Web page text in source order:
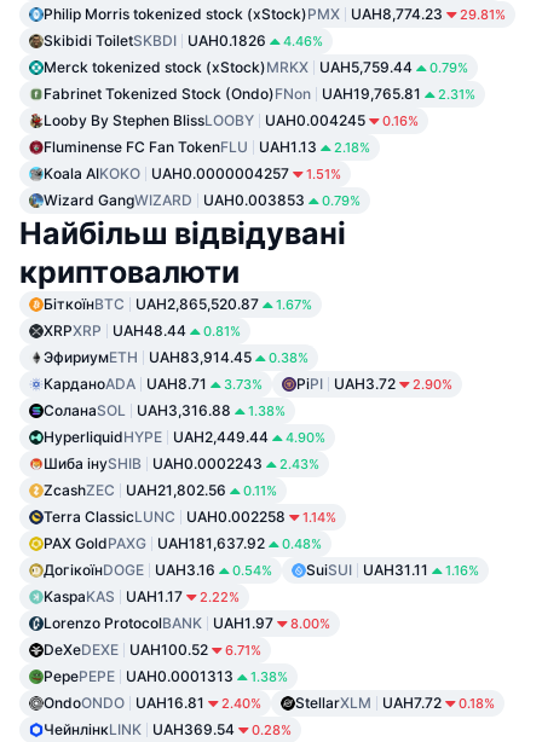
Philip Morris tokenized stock (xStock)PMX UAH8,774.23 29.81%
Skibidi ToiletSKBDI UAH0.1826 4.46%
Merck tokenized stock (xStock)MRKX UAH5,759.44 0.79%
Fabrinet Tokenized Stock (Ondo)FNon UAH19,765.81 2.31%
Looby By Stephen BlissLOOBY UAH0.004245 0.16%
Fluminense FC Fan TokenFLU UAH1.13 2.18%
Koala AIKOKO UAH0.0000004257 1.51%
Wizard GangWIZARD UAH0.003853 0.79%
Найбільш відвідувані
криптовалюти
БіткоїнBTC UAH2,865,520.87 1.67%
XRPXRP UAH48.44 0.81%
ЭфириумETH UAH83,914.45 0.38%
КарданоADA UAH8.71 3.73% PiPI UAH3.72 2.90%
СоланаSOL UAH3,316.88 1.38%
HyperliquidHYPE UAH2,449.44 4.90%
Шиба інуSHIB UAH0.0002243 2.43%
ZcashZEC UAH21,802.56 0.11%
Terra ClassicLUNC UAH0.002258 1.14%
PAX GoldPAXG UAH181,637.92 0.48%
ДогікоїнDOGE UAH3.16 0.54% SuiSUI UAH31.11 1.16%
KaspaKAS UAH1.17 2.22%
Lorenzo ProtocolBANK UAH1.97 8.00%
DeXeDEXE UAH100.52 6.71%
PepePEPE UAH0.0001313 1.38%
OndoONDO UAH16.81 2.40% StellarXLM UAH7.72 0.18%
ЧейнлінкLINK UAH369.54 0.28%